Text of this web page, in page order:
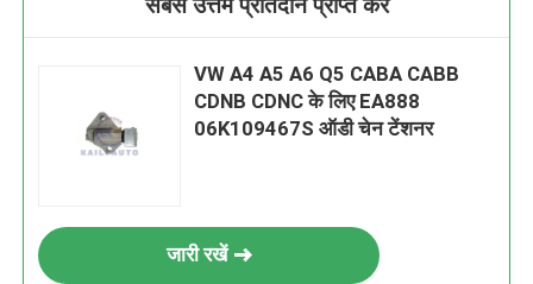
सबसे उत्तम प्रतिदान प्राप्त करें
VW A4 A5 A6 Q5 CABA CABB
CDNB CDNC के लिए EA888
06K109467S ऑडी चेन टेंशनर
जारी रखें